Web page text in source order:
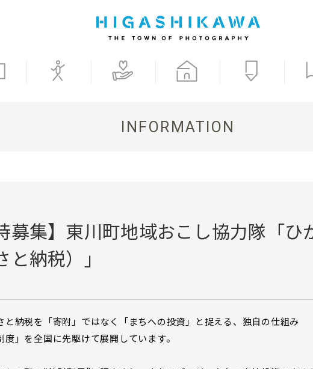
INFORMATION
募集】東川町地域おこし協力隊「
納税）」
と納税を「寄附」ではなく「まちへの投資」と捉える、独自の仕組み
度」を全国に先駆けて展開しています。